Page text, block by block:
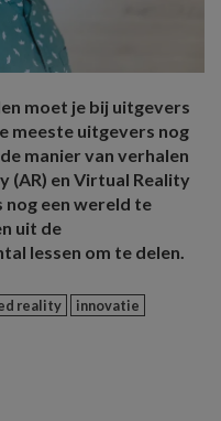
moet je bij uitgevers
meeste uitgevers nog
manier van verhalen
(AR) en Virtual Reality
nog een wereld te
uit de
lessen om te delen.
reality innovatie